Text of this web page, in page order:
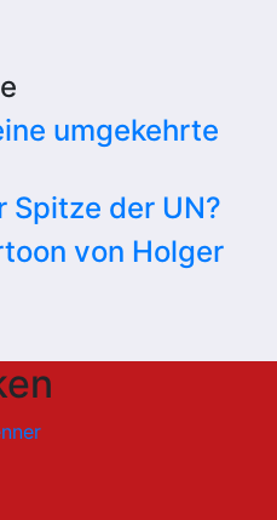
umgekehrte
Spitze der UN?
von Holger